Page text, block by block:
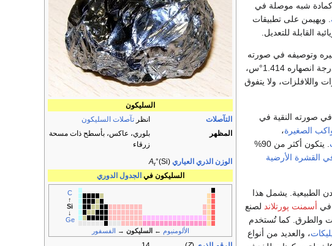
السليكون
التآصلات
انظر تآصلات السليكون
المظهر
بلوري، عاكس، بأسطح ذات مسحة
زرقاء
الوزن الذري العياري
Ar°(Si)
السليكون في الجدول الدوري
C
↑
Si
↓
Ge
الألومنيوم ← السليكون → الفسفور
كمادة شبه موصلة في
. ويهيمن على تطبيقات
القابلة للتعديل.
وتوصيفه في صورته
. تبلغ درجة انصهاره 1.414°س،
واللافلزات، ولا يتفوق
صورته النقية في
الصغيرة،
. يتكون أكثر من 90%
القشرة الأرضية
الطبيعية. يشمل هذا
في أسمنت پورتلاند لصنع
والطرق. كما تُستخدم
، والعديد من أنواع